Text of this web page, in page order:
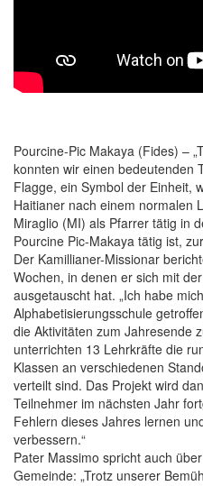
Pourcine-Pic Makaya (Fides) –
konnten wir einen bedeutenden
Flagge, ein Symbol der Einheit,
Haitianer nach einem normalen
Miraglio (MI) als Pfarrer tätig in
Pourcine Pic-Makaya tätig ist,
Der Kamillianer-Missionar
Wochen, in denen er sich mit
ausgetauscht hat. „Ich habe
Alphabetisierungsschule
die Aktivitäten zum Jahresende
unterrichten 13 Lehrkräfte die
Klassen an verschiedenen
verteilt sind. Das Projekt wird
Teilnehmer im nächsten Jahr
Fehlern dieses Jahres lernen
verbessern.“
Pater Massimo spricht auch
Gemeinde: „Trotz unserer